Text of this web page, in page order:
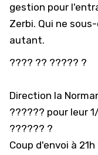
gestion pour
Zerbi. Qui ne
autant.
???? ?? ????? ?
Direction la
?????? pour leur
?????? ?
Coup d'envoi à 21h